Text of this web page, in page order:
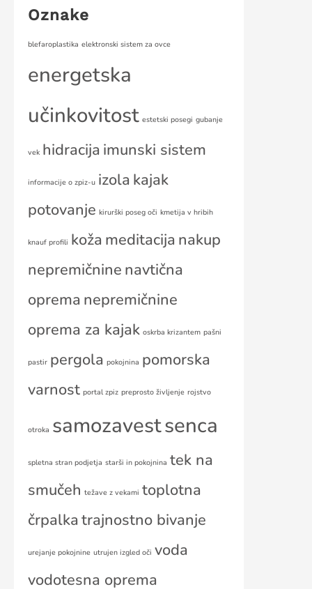
Oznake
blefaroplastika elektronski sistem za ovce
energetska
učinkovitost estetski posegi gubanje
vek hidracija imunski sistem
informacije o zpiz-u izola kajak
potovanje kirurški poseg oči kmetija v hribih
knauf profili koža meditacija nakup
nepremičnine navtična
oprema nepremičnine
oprema za kajak oskrba krizantem pašni
pastir pergola pokojnina pomorska
varnost portal zpiz preprosto življenje rojstvo
otroka samozavestsenca
spletna stran podjetja starši in pokojnina tek na
smučeh težave z vekami toplotna
črpalka trajnostno bivanje
urejanje pokojnine utrujen izgled oči voda
vodotesna oprema